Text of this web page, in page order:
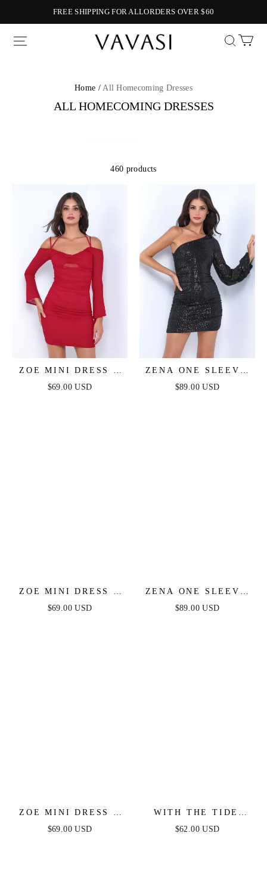
FREE SHIPPING FOR ALLORDERS OVER $60
Vavasi
Home / All Homecoming Dresses
ALL HOMECOMING DRESSES
460 products
ZOE MINI DRESS -
DEEP RED
$69.00 USD
ZENA ONE SLEEVE
SEQUIN MINI DRESS
$89.00 USD
ZOE MINI DRESS -
HOT PINK
$69.00 USD
ZENA ONE SLEEVE
SEQUIN MINI DRESS
$89.00 USD
ZOE MINI DRESS -
BLACK
$69.00 USD
WITH THE TIDE
WOVEN MINI DRESS
$62.00 USD